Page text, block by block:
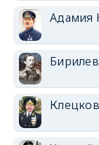
Адамия